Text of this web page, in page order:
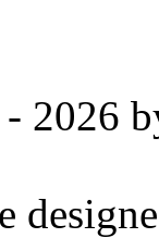
2026